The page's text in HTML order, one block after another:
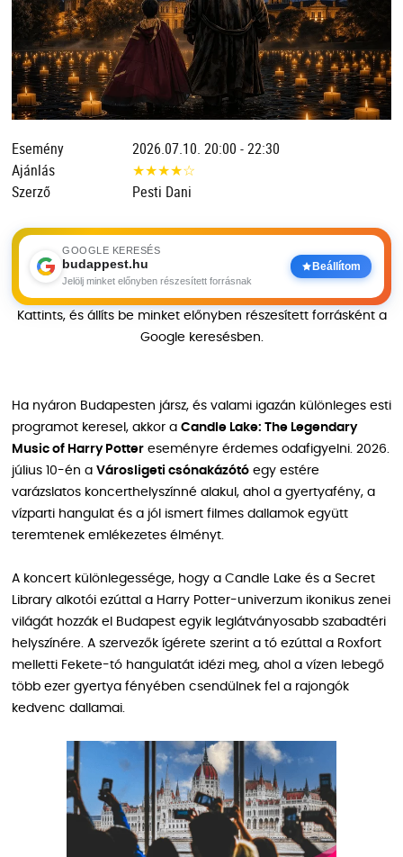
Esemény
2026.07.10. 20:00 - 22:30
Ajánlás
★★★★☆
Szerző
Pesti Dani
GOOGLE KERESÉS
budappest.hu
Jelölj minket előnyben részesített forrásnak
Beállítom
Kattints, és állíts be minket előnyben részesített forrásként a
Google keresésben.
Ha nyáron Budapesten jársz, és valami igazán különleges esti
programot keresel, akkor a Candle Lake: The Legendary
Music of Harry Potter eseményre érdemes odafigyelni. 2026.
július 10-én a Városligeti csónakázótó egy estére
varázslatos koncerthelyszínné alakul, ahol a gyertyafény, a
vízparti hangulat és a jól ismert filmes dallamok együtt
teremtenek emlékezetes élményt.
A koncert különlegessége, hogy a Candle Lake és a Secret
Library alkotói ezúttal a Harry Potter-univerzum ikonikus zenei
világát hozzák el Budapest egyik leglátványosabb szabadtéri
helyszínére. A szervezők ígérete szerint a tó ezúttal a Roxfort
melletti Fekete-tó hangulatát idézi meg, ahol a vízen lebegő
több ezer gyertya fényében csendülnek fel a rajongók
kedvenc dallamai.